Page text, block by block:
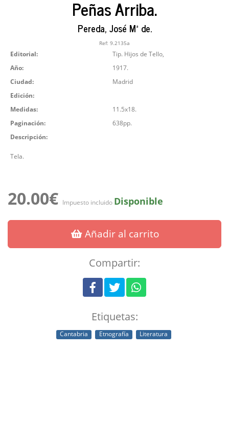
Peñas Arriba.
Pereda, José Mª de.
Ref: 9.2135a
Editorial:
Tip. Hijos de Tello,
Año:
1917.
Ciudad:
Madrid
Edición:
Medidas:
11.5x18.
Paginación:
638pp.
Descripción:
Tela.
20.00€ Impuesto incluido Disponible
Añadir al carrito
Compartir:
Etiquetas:
Cantabria Etnografía Literatura